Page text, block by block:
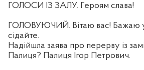
ГОЛОСИ ІЗ ЗАЛУ. Героям слава!
ГОЛОВУЮЧИЙ. Вітаю вас! Бажаю
сідайте.
Надійшла заява про перерву із
Палиця? Палиця Ігор Петрович.